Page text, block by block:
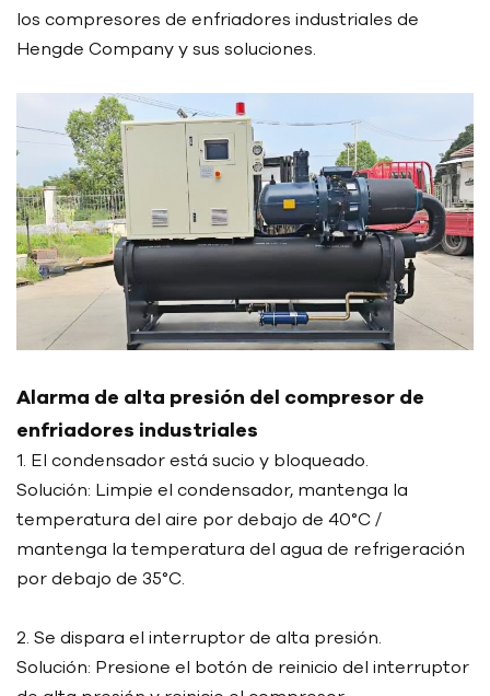
los compresores de enfriadores industriales de
Hengde Company y sus soluciones.
Alarma de alta presión del compresor de
enfriadores industriales
1. El condensador está sucio y bloqueado.
Solución: Limpie el condensador, mantenga la
temperatura del aire por debajo de 40°C /
mantenga la temperatura del agua de refrigeración
por debajo de 35°C.
2. Se dispara el interruptor de alta presión.
Solución: Presione el botón de reinicio del interruptor